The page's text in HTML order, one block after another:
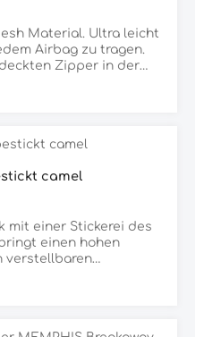
Material. Ultra leicht
Airbag zu tragen.
Zipper in der
Leder Patch mit BOSS
4 Wege-Stretch-
klimaneutral74%
camel
mit einer Stickerei des
einen hohen
verstellbaren
Riemen - Logo-